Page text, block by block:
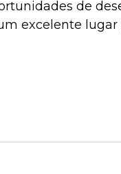
de
excelente